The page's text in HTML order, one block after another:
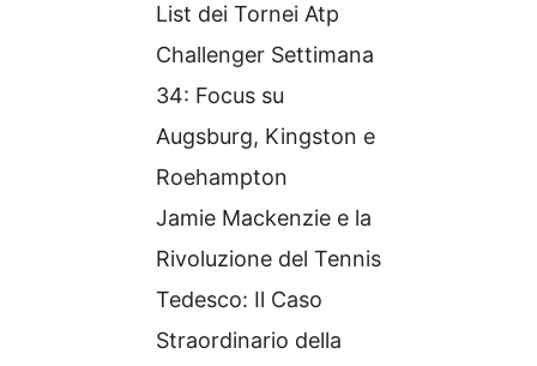
List dei Tornei Atp
Challenger Settimana
34: Focus su
Augsburg, Kingston e
Roehampton
Jamie Mackenzie e la
Rivoluzione del Tennis
Tedesco: Il Caso
Straordinario della